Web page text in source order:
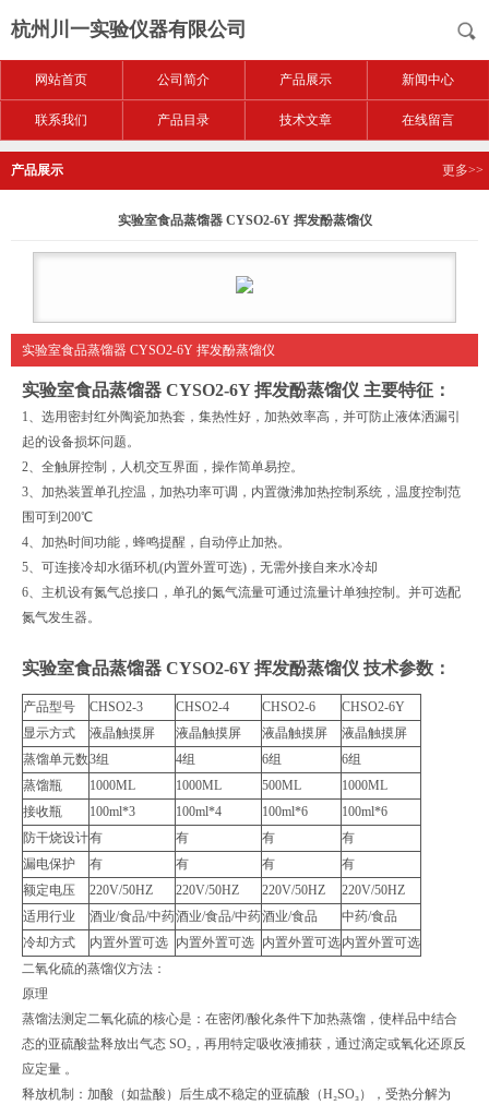
杭州川一实验仪器有限公司
网站首页 公司简介 产品展示 新闻中心
联系我们 产品目录 技术文章 在线留言
产品展示 更多>>
实验室食品蒸馏器 CYSO2-6Y 挥发酚蒸馏仪
实验室食品蒸馏器 CYSO2-6Y 挥发酚蒸馏仪
实验室食品蒸馏器 CYSO2-6Y 挥发酚蒸馏仪 主要特征：
1、选用密封红外陶瓷加热套，集热性好，加热效率高，并可防止液体洒漏引
起的设备损坏问题。
2、全触屏控制，人机交互界面，操作简单易控。
3、加热装置单孔控温，加热功率可调，内置微沸加热控制系统，温度控制范
围可到200℃
4、加热时间功能，蜂鸣提醒，自动停止加热。
5、可连接冷却水循环机(内置外置可选)，无需外接自来水冷却
6、主机设有氮气总接口，单孔的氮气流量可通过流量计单独控制。并可选配
氮气发生器。
实验室食品蒸馏器 CYSO2-6Y 挥发酚蒸馏仪 技术参数：
产品型号 CHSO2-3 CHSO2-4 CHSO2-6
CHSO2-6Y
显示方式
液晶触摸屏 液晶触摸屏 液晶触摸屏
液晶触摸屏
蒸馏单元数3组 4组 6组
6组
蒸馏瓶
1000ML 1000ML 500ML
1000ML
接收瓶
100ml*3 100ml*4 100ml*6
100ml*6
防干烧设计有 有 有
有
漏电保护
有 有 有
有
额定电压
220V/50HZ 220V/50HZ 220V/50HZ
220V/50HZ
适用行业
酒业/食品/中药酒业/食品/中药酒业/食品
中药/食品
冷却方式
内置外置可选 内置外置可选 内置外置可选内置外置可选
二氧化硫的蒸馏仪方法：
原理
蒸馏法测定二氧化硫的核心是：在密闭/酸化条件下加热蒸馏，使样品中结合
态的亚硫酸盐释放出气态 SO₂，再用特定吸收液捕获，通过滴定或氧化还原反
应定量 。
释放机制：加酸（如盐酸）后生成不稳定的亚硫酸（H₂SO₃），受热分解为